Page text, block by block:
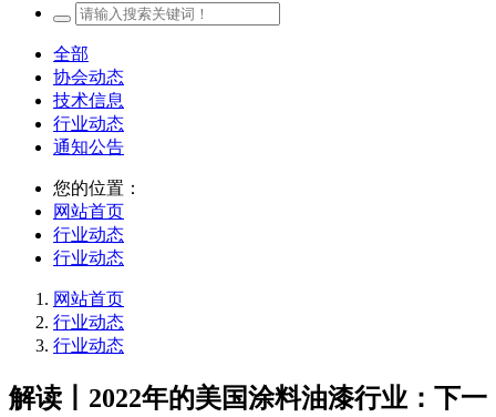
全部
协会动态
技术信息
行业动态
通知公告
您的位置：
网站首页
行业动态
行业动态
网站首页
行业动态
行业动态
解读丨2022年的美国涂料油漆行业：下一